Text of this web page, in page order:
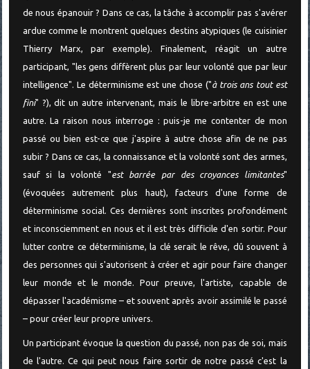
de nous épanouir ? Dans ce cas, la tâche à accomplir pas s'avérer
ardue comme le montrent quelques destins atypiques (le cuisinier
Thierry Marx, par exemple). Finalement, réagit un autre
participant, "les gens diffèrent plus par leur volonté que par leur
intelligence". Le déterminisme est une chose ("à trois ans tout est
fini" ?), dit un autre intervenant, mais le libre-arbitre en est une
autre. La raison nous interroge : puis-je me contenter de mon
passé ou bien est-ce que j'aspire à autre chose afin de ne pas
subir ? Dans ce cas, la connaissance et la volonté sont des armes,
sauf si la volonté "est barrée par des croyances limitantes"
(évoquées autrement plus haut), facteurs d'une forme de
déterminisme social. Ces dernières sont inscrites profondément
et inconsciemment en nous et il est très difficile d'en sortir. Pour
lutter contre ce déterminisme, la clé serait le rêve, dû souvent à
des personnes qui s'autorisent à créer et agir pour faire changer
leur monde et le monde. Pour preuve, l'artiste, capable de
dépasser l'académisme – et souvent après avoir assimilé le passé
– pour créer leur propre univers.
Un participant évoque la question du passé, non pas de soi, mais
de l'autre. Ce qui peut nous faire sortir de notre passé c'est la